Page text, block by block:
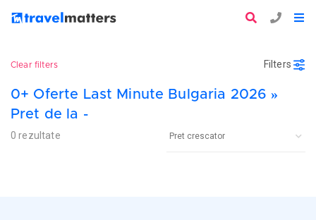
Clear filters Filters
0+ Oferte Last Minute Bulgaria 2026 »
Pret de la -
0 rezultate